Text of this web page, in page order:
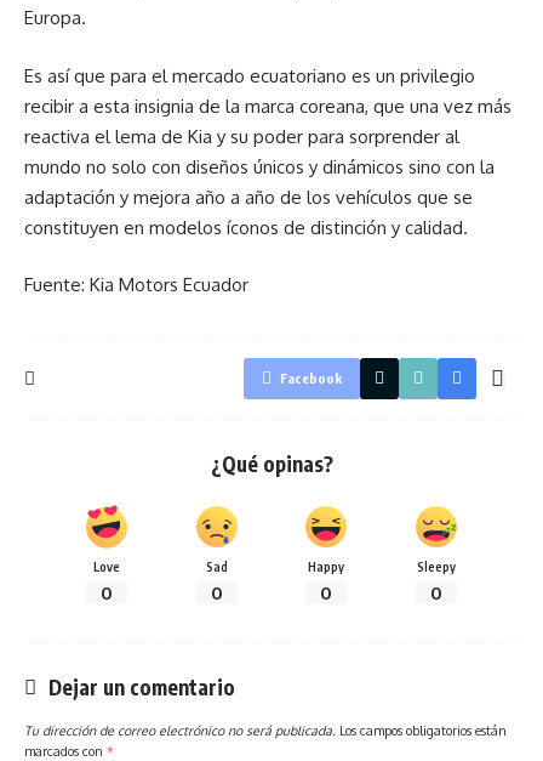
Europa.
Es así que para el mercado ecuatoriano es un privilegio
recibir a esta insignia de la marca coreana, que una vez más
reactiva el lema de Kia y su poder para sorprender al
mundo no solo con diseños únicos y dinámicos sino con la
adaptación y mejora año a año de los vehículos que se
constituyen en modelos íconos de distinción y calidad.
Fuente: Kia Motors Ecuador
Facebook
¿Qué opinas?
Love
0
Sad
0
Happy
0
Sleepy
0
Dejar un comentario
Tu dirección de correo electrónico no será publicada. Los campos obligatorios están
marcados con *